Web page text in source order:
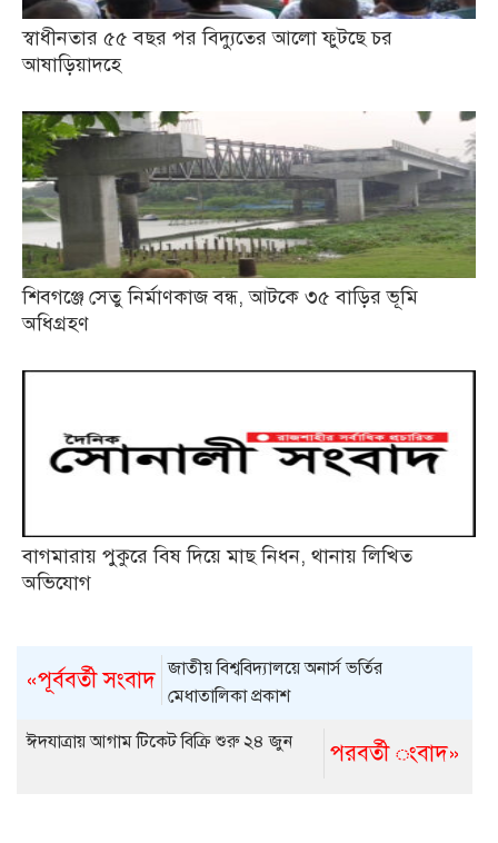
স্বাধীনতার ৫৫ বছর পর বিদ্যুতের আলো ফুটছে চর
আষাড়িয়াদহে
শিবগঞ্জে সেতু নির্মাণকাজ বন্ধ, আটকে ৩৫ বাড়ির ভূমি
অধিগ্রহণ
বাগমারায় পুকুরে বিষ দিয়ে মাছ নিধন, থানায় লিখিত
অভিযোগ
«পূর্ববর্তী সংবাদ জাতীয় বিশ্ববিদ্যালয়ে অনার্স ভর্তির
মেধাতালিকা প্রকাশ
পরবর্তী ংবাদ»
ঈদযাত্রায় আগাম টিকেট বিক্রি শুরু ২৪ জুন